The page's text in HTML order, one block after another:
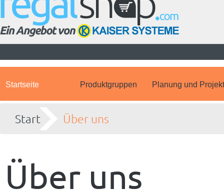
Startseite Produktgruppen Planung und
Start Über uns
Über uns